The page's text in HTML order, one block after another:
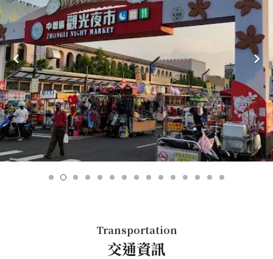
Transportation
交通資訊